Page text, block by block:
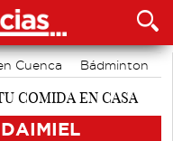
Cuenca
Bádminton